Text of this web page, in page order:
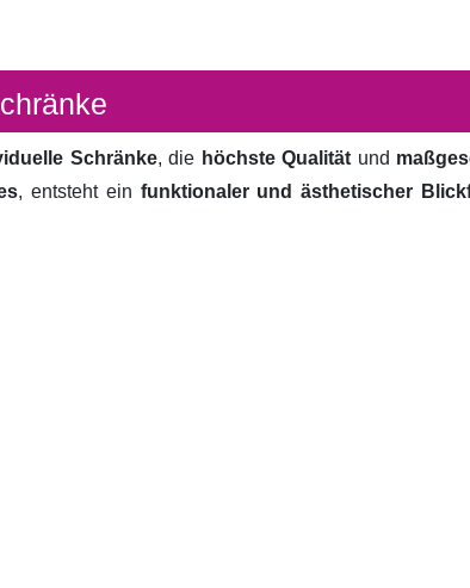
Schränke, die höchste Qualität und
, entsteht ein funktionaler und ästhetischer